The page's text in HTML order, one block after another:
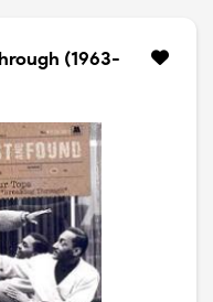
(1963-